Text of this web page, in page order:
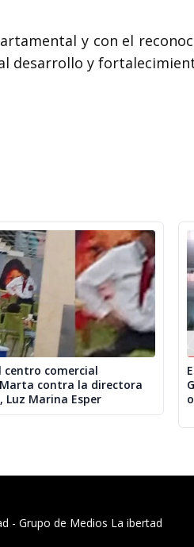
y con el
desarrollo y
centro comercial
contra la directora
Luz Marina Esper
- Grupo de Medios La ibertad